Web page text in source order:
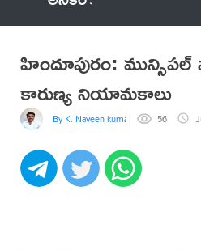
హిందూపురం: మున్సిపల్
కారుణ్య నియామకాలు
By K. Naveen kumar 56